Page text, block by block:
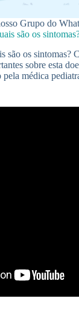
Grupo do
são os
são os sintomas?
sobre esta
médica